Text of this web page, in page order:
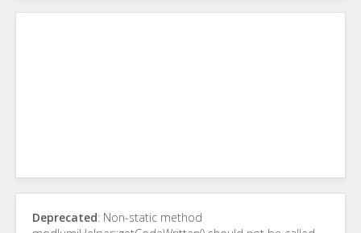
Deprecated: Non-static method